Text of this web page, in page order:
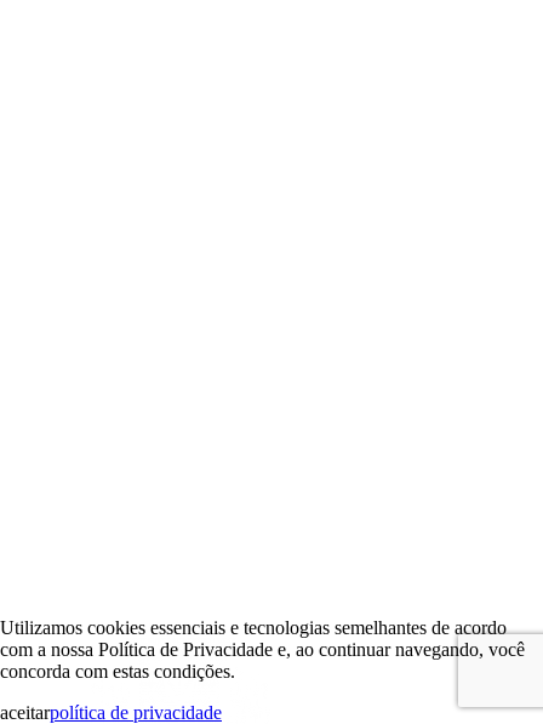
Utilizamos cookies essenciais e tecnologias semelhantes de acordo
com a nossa Política de Privacidade e, ao continuar navegando, você
concorda com estas condições.
aceitarpolítica de privacidade